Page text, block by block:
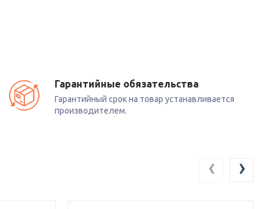
Гарантийные обязательства
Гарантийный срок на товар устанавливается
производителем.
‹ ›